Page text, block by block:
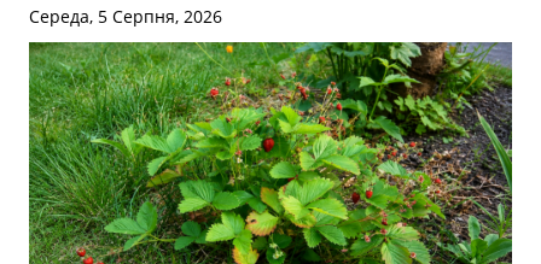
Середа, 5 Серпня, 2026